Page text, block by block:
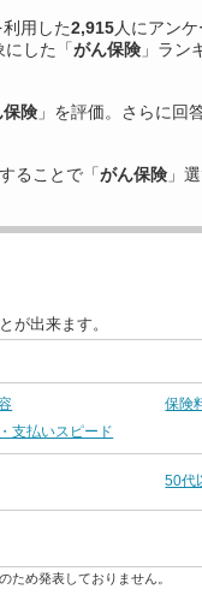
用した2,915人にアンケ
にした「がん保険 」ラン
保険 」を評価。さらに回
ることで「がん保険 」
が出来ます。
保険
支払いスピード
50代
め発表しておりません。